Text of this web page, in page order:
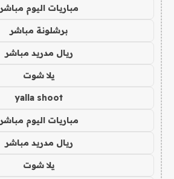
مباريات اليوم مباشر
برشلونة مباشر
ريال مدريد مباشر
يلا شوت
yalla shoot
مباريات اليوم مباشر
ريال مدريد مباشر
يلا شوت